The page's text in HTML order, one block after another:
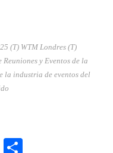
(T) WTM Londres (T)
y Eventos de la
la industria de eventos del
X